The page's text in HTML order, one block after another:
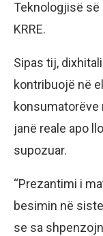
Teknologjisë
KRRE.
Sipas tij,
kontribuojë në
janë reale apo
supozuar.
“Prezantimi i
besimin në
se sa